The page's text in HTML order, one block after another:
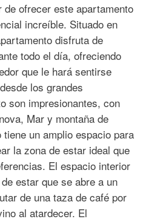
de ofrecer este apartamento
increíble. Situado en
disfruta de
todo el día, ofreciendo
que le hará sentirse
los grandes
son impresionantes, con
Mar y montaña de
un amplio espacio para
la zona de estar ideal que
El espacio interior
estar que se abre a un
de una taza de café por
al atardecer. El